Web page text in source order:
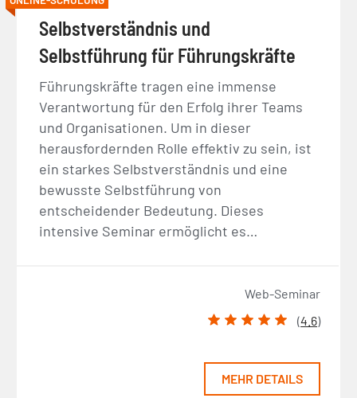
Selbstverständnis und
Selbstführung für Führungskräfte
Führungskräfte tragen eine immense
Verantwortung für den Erfolg ihrer Teams
und Organisationen. Um in dieser
herausfordernden Rolle effektiv zu sein, ist
ein starkes Selbstverständnis und eine
bewusste Selbstführung von
entscheidender Bedeutung. Dieses
intensive Seminar ermöglicht es…
Web-Seminar
(4.6)
MEHR DETAILS